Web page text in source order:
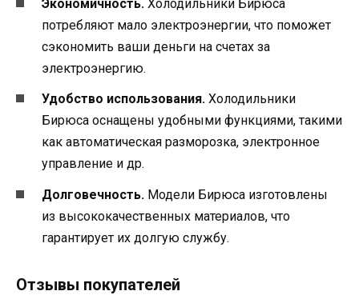
Экономичность. Холодильники Бирюса
потребляют мало электроэнергии, что поможет
сэкономить ваши деньги на счетах за
электроэнергию.
Удобство использования. Холодильники
Бирюса оснащены удобными функциями, такими
как автоматическая разморозка, электронное
управление и др.
Долговечность. Модели Бирюса изготовлены
из высококачественных материалов, что
гарантирует их долгую службу.
Отзывы покупателей